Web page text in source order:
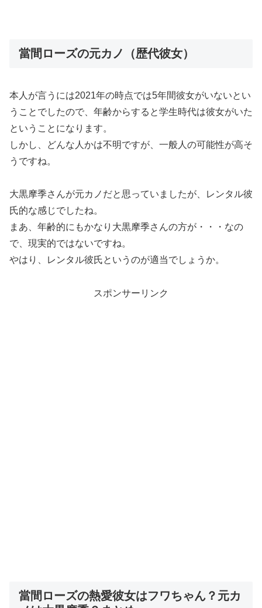
當間ローズの元カノ（歴代彼女）
本人が言うには2021年の時点では5年間彼女がいないとい
うことでしたので、年齢からすると学生時代は彼女がいた
ということになります。
しかし、どんな人かは不明ですが、一般人の可能性が高そ
うですね。
大黒摩季さんが元カノだと思っていましたが、レンタル彼
氏的な感じでしたね。
まあ、年齢的にもかなり大黒摩季さんの方が・・・なの
で、現実的ではないですね。
やはり、レンタル彼氏というのが適当でしょうか。
スポンサーリンク
當間ローズの熱愛彼女はフワちゃん？元カ